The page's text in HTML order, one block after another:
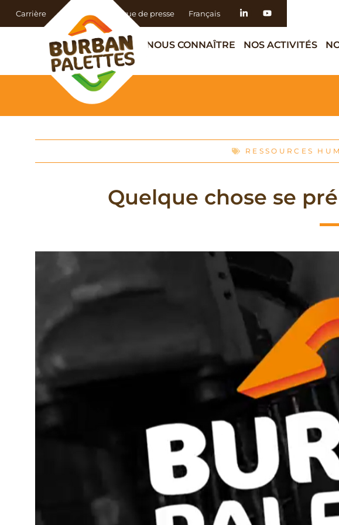
Carrière Actualités Revue de presse Français
NOUS CONNAÎTRE NOS ACTIVITÉS
RESSOURCES
Quelque chose se